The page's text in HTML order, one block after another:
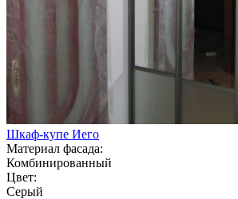
Шкаф-купе Иего
Материал фасада:
Комбинированный
Цвет:
Серый